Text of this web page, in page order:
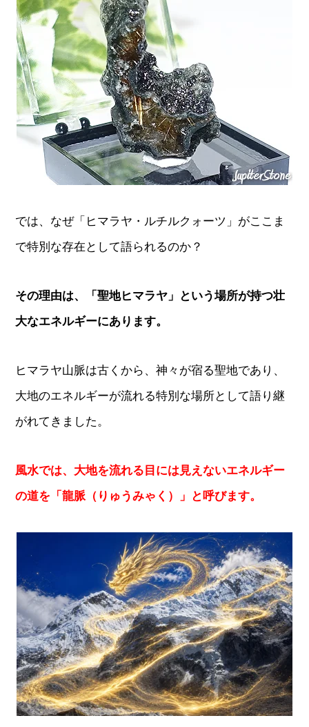
では、なぜ「ヒマラヤ・ルチルクォーツ」がここま
で特別な存在として語られるのか？
その理由は、「聖地ヒマラヤ」という場所が持つ壮
大なエネルギーにあります。
ヒマラヤ山脈は古くから、神々が宿る聖地であり、
大地のエネルギーが流れる特別な場所として語り継
がれてきました。
風水では、大地を流れる目には見えないエネルギー
の道を「龍脈（りゅうみゃく）」と呼びます。